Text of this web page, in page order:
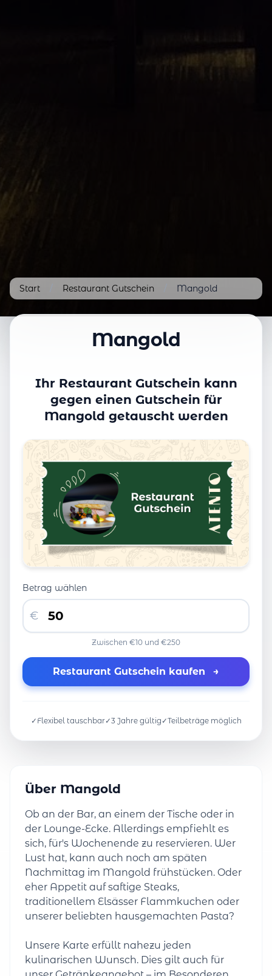
Start / Restaurant Gutschein / Mangold
Mangold
Ihr Restaurant Gutschein kann
gegen einen Gutschein für
Mangold getauscht werden
Betrag wählen
€
Zwischen €10 und €250
Restaurant Gutschein kaufen →
✓ Flexibel tauschbar✓3 Jahre gültig ✓Teilbeträge möglich
Über Mangold
Ob an der Bar, an einem der Tische oder in
der Lounge-Ecke. Allerdings empfiehlt es
sich, für's Wochenende zu reservieren. Wer
Lust hat, kann auch noch am späten
Nachmittag im Mangold frühstücken. Oder
eher Appetit auf saftige Steaks,
traditionellem Elsässer Flammkuchen oder
unserer beliebten hausgemachten Pasta?
Unsere Karte erfüllt nahezu jeden
kulinarischen Wunsch. Dies gilt auch für